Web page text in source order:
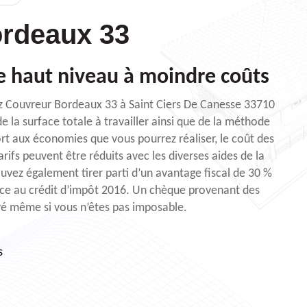
33
haut niveau à moindre coûts
Bordeaux 33 à Saint Ciers De Canesse 33710
la surface totale à travailler ainsi que de la méthode
aux économies que vous pourrez réaliser, le coût des
peuvent être réduits avec les diverses aides de la
également tirer parti d’un avantage fiscal de 30 %
au crédit d’impôt 2016. Un chèque provenant des
même si vous n’êtes pas imposable.